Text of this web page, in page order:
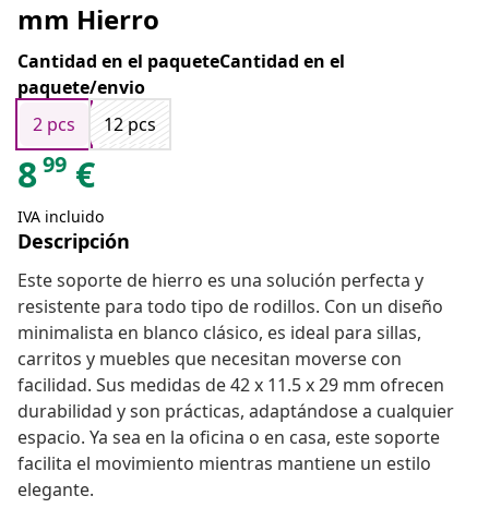
mm Hierro
Cantidad en el paqueteCantidad en el
paquete/envio
2 pcs
12 pcs
899 €
IVA incluido
Descripción
Este soporte de hierro es una solución perfecta y
resistente para todo tipo de rodillos. Con un diseño
minimalista en blanco clásico, es ideal para sillas,
carritos y muebles que necesitan moverse con
facilidad. Sus medidas de 42 x 11.5 x 29 mm ofrecen
durabilidad y son prácticas, adaptándose a cualquier
espacio. Ya sea en la oficina o en casa, este soporte
facilita el movimiento mientras mantiene un estilo
elegante.